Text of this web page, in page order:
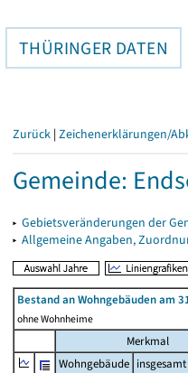
THÜRINGER DATEN
Zurück | Zeichenerklärungen/
Gemeinde:
▸ Gebietsveränderungen der
▸ Allgemeine Angaben,
Bestand an Wohngebäuden am
ohne Wohnheime
Merkmal
Wohngebäude insgesamt